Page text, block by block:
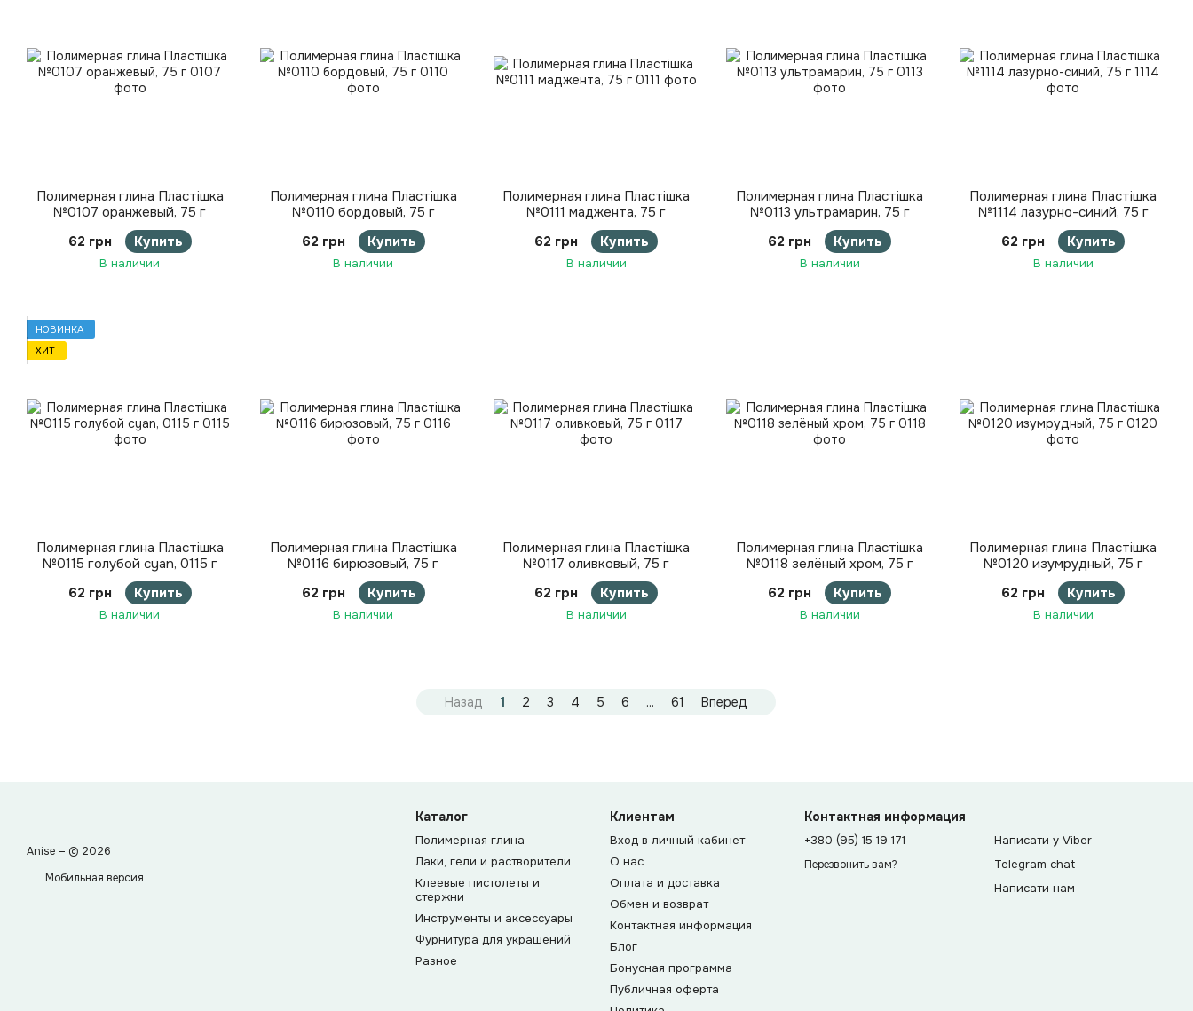
Полимерная глина Пластішка
№0107 оранжевый, 75 г
62 грн
Купить
В наличии
Полимерная глина Пластішка
№0110 бордовый, 75 г
62 грн
Купить
В наличии
Полимерная глина Пластішка
№0111 маджента, 75 г
62 грн
Купить
В наличии
Полимерная глина Пластішка
№0113 ультрамарин, 75 г
62 грн
Купить
В наличии
Полимерная глина Пластішка
№1114 лазурно-синий, 75 г
62 грн
Купить
В наличии
НОВИНКА
ХИТ
Полимерная глина Пластішка
№0115 голубой cyan, 0115 г
62 грн
Купить
В наличии
Полимерная глина Пластішка
№0116 бирюзовый, 75 г
62 грн
Купить
В наличии
Полимерная глина Пластішка
№0117 оливковый, 75 г
62 грн
Купить
В наличии
Полимерная глина Пластішка
№0118 зелёный хром, 75 г
62 грн
Купить
В наличии
Полимерная глина Пластішка
№0120 изумрудный, 75 г
62 грн
Купить
В наличии
Назад 1 2 3 4 5 6 ... 61 Вперед
Anise — © 2026
Мобильная версия
Каталог
Полимерная глина
Лаки, гели и растворители
Клеевые пистолеты и
стержни
Инструменты и аксессуары
Фурнитура для украшений
Разное
Клиентам
Вход в личный кабинет
О нас
Оплата и доставка
Обмен и возврат
Контактная информация
Блог
Бонусная программа
Публичная оферта
Контактная информация
+380 (95) 15 19 171
Перезвонить вам?
Написати у Viber
Telegram chat
Написати нам